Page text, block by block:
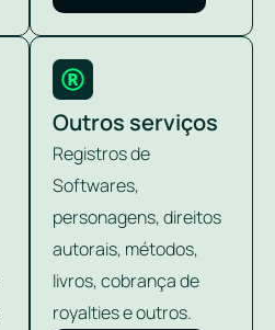
Outros serviços
Registros de
Softwares,
personagens, direitos
autorais, métodos,
livros, cobrança de
royalties e outros.